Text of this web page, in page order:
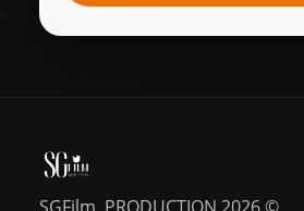
SGFilm. PRODUCTION 2026 ©